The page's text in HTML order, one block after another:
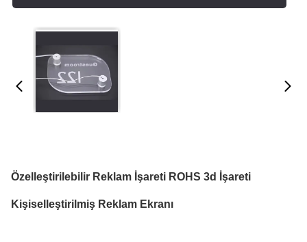
Özelleştirilebilir Reklam İşareti ROHS 3d İşareti
Kişiselleştirilmiş Reklam Ekranı